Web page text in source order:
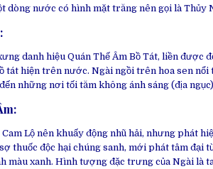
dòng nước có hình mặt trăng nên gọi là Thủy
:
danh hiệu Quán Thế Âm Bồ Tát, liền được
tát hiện trên nước. Ngài ngồi trên hoa sen
những nơi tối tăm không ánh sáng (địa
:
Lộ nên khuấy động nhũ hải, nhưng phát
thuốc độc hại chúng sanh, mới phát tâm đại
màu xanh. Hình tượng đặc trưng của Ngài là